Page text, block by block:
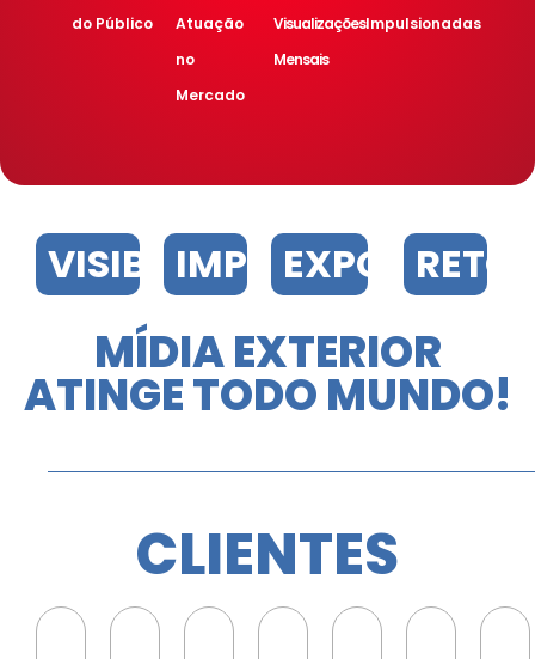
do Público
Atuação
no
Mercado
Visualizações
Mensais
Impulsionadas
VISIBILIDADE
IMPACTOEXPOSIÇÃO
MÍDIA EXTERIOR
ATINGE TODO MUNDO!
CLIENTES